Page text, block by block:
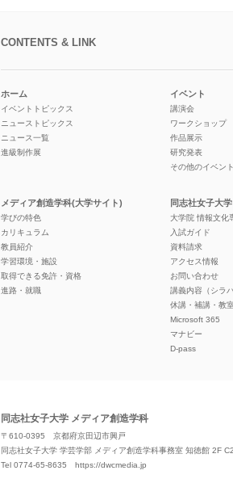
CONTENTS & LINK
ホーム
イベントトピックス
ニューストピックス
ニュース一覧
進級制作展
イベント
講演会
ワークショップ
作品展示
研究発表
その他のイベント
メディア創造学科(大学サイト)
学びの特色
カリキュラム
教員紹介
学習環境・施設
取得できる免許・資格
進路・就職
同志社女子大学
大学院 情報文化
入試ガイド
資料請求
アクセス情報
お問い合わせ
講義内容（シラ
休講・補講・教
Microsoft 365
マナビー
D-pass
同志社女子大学 メディア創造学科
〒610-0395 京都府京田辺市興戸
同志社女子大学 学芸学部 メディア創造学科事務室 知徳館 2F
Tel 0774-65-8635 https://dwcmedia.jp